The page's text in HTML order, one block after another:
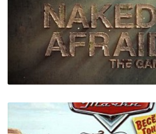
Scribblenauts Unlimited